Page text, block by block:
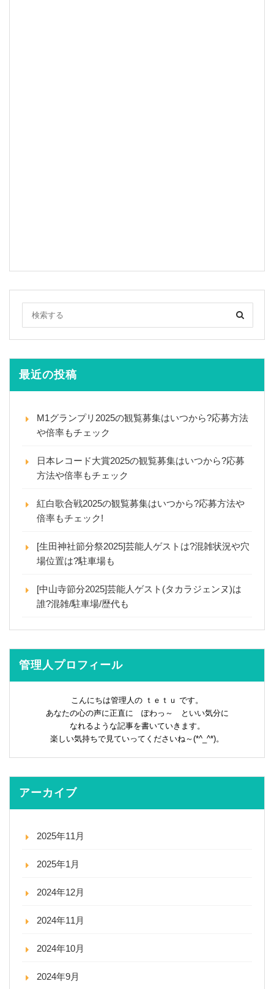
最近の投稿
M1グランプリ2025の観覧募集はいつから?応募方法
や倍率もチェック
日本レコード大賞2025の観覧募集はいつから?応募
方法や倍率もチェック
紅白歌合戦2025の観覧募集はいつから?応募方法や
倍率もチェック!
[生田神社節分祭2025]芸能人ゲストは?混雑状況や穴
場位置は?駐車場も
[中山寺節分2025]芸能人ゲスト(タカラジェンヌ)は
誰?混雑/駐車場/歴代も
管理人プロフィール
こんにちは管理人の ｔｅｔｕ です。
あなたの心の声に正直に ぽわっ～ といい気分に
なれるような記事を書いていきます。
楽しい気持ちで見ていってくださいね～(*^_^*)。
アーカイブ
2025年11月
2025年1月
2024年12月
2024年11月
2024年10月
2024年9月